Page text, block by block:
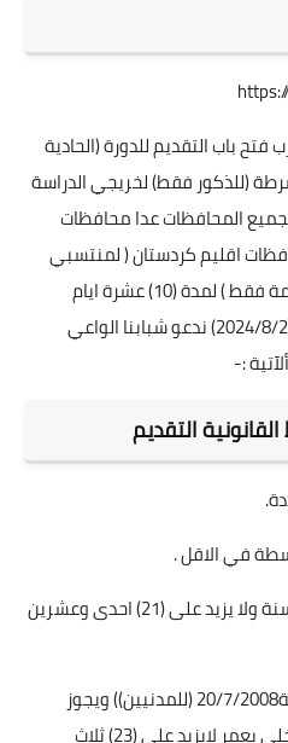
باب التقديم للدورة (الحادية
(للذكور فقط) لخريجي الدراسة
(500 طالب) ولجميع المحافظات عدا محافظات
اقليم كردستان ( لمنتسبي
وزارة الداخلية المستمرين بالخدمة فقط ) لمدة (10) عشرة ايام
للفترة من (2024/7/23) ولغاية (2024/8/2) ندعو شبابنا الواعي
:-
التقديم
في الاقل .
لايقل عمره عن (16) ست عشرة سنة ولا يزيد على (21) احدى وعشرين
(من تاريخ تولد 20/7/2003 ولغاية20/7/2008 (للمدنيين)) ويجوز
قبول منتسبي قوى الأمن الداخلي بعمر لايزيد على (23) ثلاث